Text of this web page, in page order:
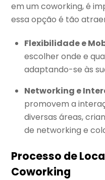
em um coworking, é
essa opção é tão
Flexibilidade e
escolher onde e
adaptando-se às
Networking e
promovem a
diversas áreas,
de networking e
Processo de
Coworking